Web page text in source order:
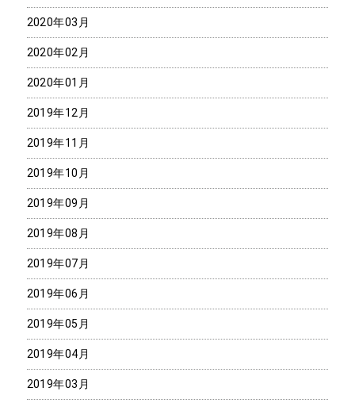
2020年03月
2020年02月
2020年01月
2019年12月
2019年11月
2019年10月
2019年09月
2019年08月
2019年07月
2019年06月
2019年05月
2019年04月
2019年03月